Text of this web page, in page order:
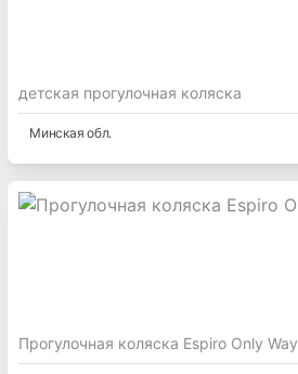
детская прогулочная коляска
Минская обл.
Прогулочная коляска Espiro Only Way